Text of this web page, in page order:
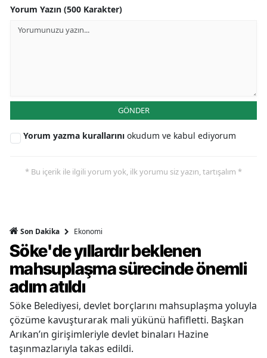
Yorum Yazın (500 Karakter)
GÖNDER
Yorum yazma kurallarını okudum ve kabul ediyorum
* Bu içerik ile ilgili yorum yok, ilk yorumu siz yazın, tartışalım *
Son Dakika Ekonomi
Söke'de yıllardır beklenen
mahsuplaşma sürecinde önemli
adım atıldı
Söke Belediyesi, devlet borçlarını mahsuplaşma yoluyla
çözüme kavuşturarak mali yükünü hafifletti. Başkan
Arıkan’ın girişimleriyle devlet binaları Hazine
taşınmazlarıyla takas edildi.